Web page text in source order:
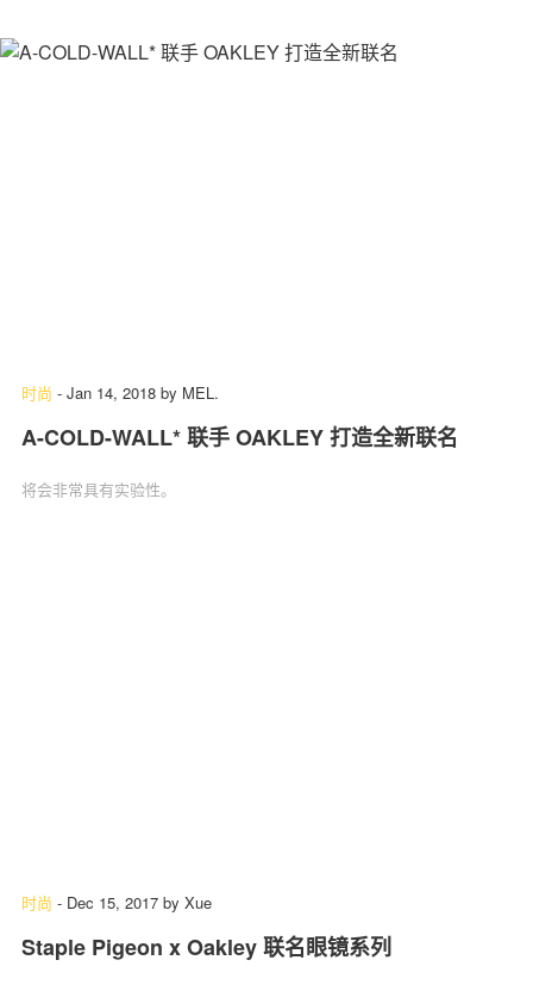
时尚 - Jan 14, 2018 by MEL.
A-COLD-WALL* 联手 OAKLEY 打造全新联名
将会非常具有实验性。
时尚 - Dec 15, 2017 by Xue
Staple Pigeon x Oakley 联名眼镜系列